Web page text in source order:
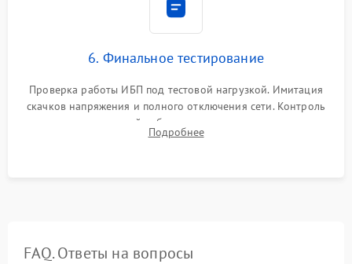
6. Финальное тестирование
Проверка работы ИБП под тестовой нагрузкой. Имитация
скачков напряжения и полного отключения сети. Контроль
времени автономной работы, температурного режима и
корректности формы выходного сигнала.
Подробнее
FAQ. Ответы на вопросы